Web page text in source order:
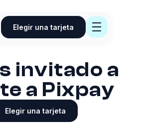
Elegir una tarjeta
invitado a
a Pixpay
Elegir una tarjeta